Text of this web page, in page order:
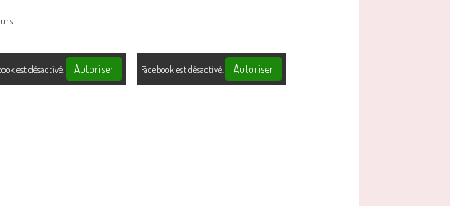
est désactivé. Autoriser Facebook est désactivé. Autoriser